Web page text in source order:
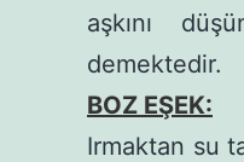
aşkını
demektedir.
BOZ EŞEK:
Irmaktan su